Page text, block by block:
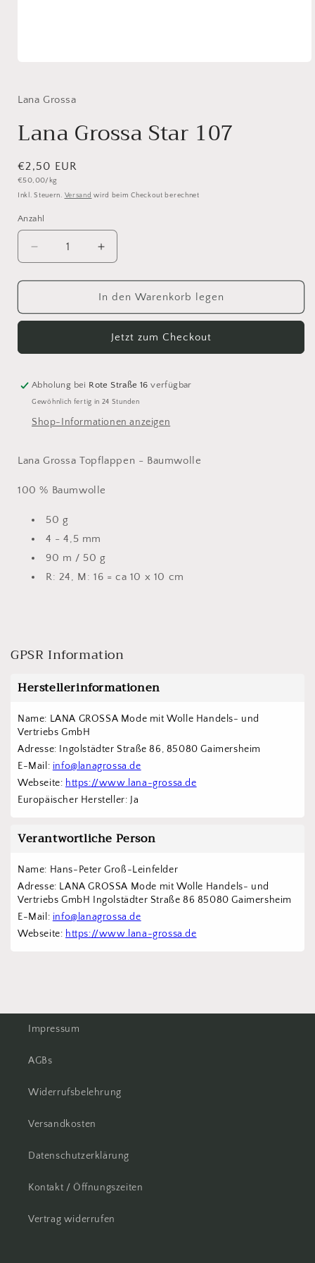
Modal
Lana Grossa
Lana Grossa Star 107
Normaler
Preis
€2,50 EUR
Grundpreis
€50,00/kg
Inkl. Steuern. Versand wird beim Checkout berechnet
Anzahl
Anzahl
Verringere
die
Menge
Lana
107
Erhöhe
die
Menge
für
Lana
Star
107
In den Warenkorb legen
Jetzt zum Checkout
Abholung bei Rote Straße 16 verfügbar
Gewöhnlich fertig in 24 Stunden
Shop-Informationen anzeigen
Lana Grossa Topflappen - Baumwolle
100 % Baumwolle
50 g
4 - 4,5 mm
90 m / 50 g
R: 24, M: 16 = ca 10 x 10 cm
GPSR Information
Herstellerinformationen
Name: LANA GROSSA Mode mit Wolle Handels- und
Vertriebs GmbH
Adresse: Ingolstädter Straße 86, 85080 Gaimersheim
E-Mail: info@lanagrossa.de
Webseite: https://www.lana-grossa.de
Europäischer Hersteller: Ja
Verantwortliche Person
Name: Hans-Peter Groß-Leinfelder
Adresse: LANA GROSSA Mode mit Wolle Handels- und
Vertriebs GmbH Ingolstädter Straße 86 85080 Gaimersheim
E-Mail: info@lanagrossa.de
Webseite: https://www.lana-grossa.de
Impressum
AGBs
Widerrufsbelehrung
Versandkosten
Datenschutzerklärung
Kontakt / Öffnungszeiten
Vertrag widerrufen